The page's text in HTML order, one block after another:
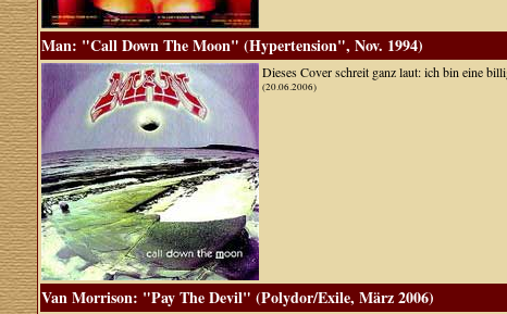
Man: "Call Down The Moon" (Hypertension", Nov. 1994)
Dieses Cover schreit ganz laut: ich bin eine
(20.06.2006)
Van Morrison: "Pay The Devil" (Polydor/Exile, März 2006)